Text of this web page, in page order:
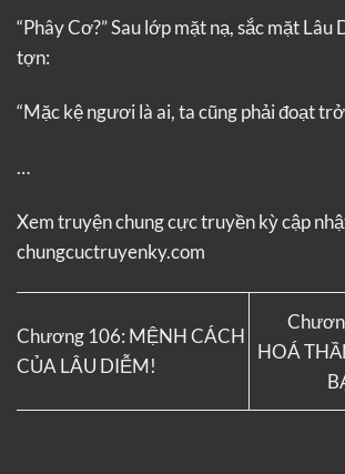
“Phây Cơ?” Sau lớp mặt nạ, sắc mặt
tợn:
“Mặc kệ ngươi là ai, ta cũng phải đoạt
…
Xem truyệnchung cực truyền kỳcập
chungcuctruyenky.com
Chương 106: MỆNH CÁCH
CỦA LÂU DIỄM!
HOÁ